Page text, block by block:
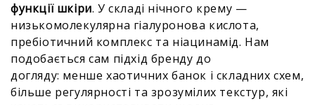
функції шкіри. У складі нічного крему —
низькомолекулярна гіалуронова кислота,
пребіотичний комплекс та ніацинамід. Нам
подобається сам підхід бренду до
догляду: менше хаотичних банок і складних схем,
більше регулярності та зрозумілих текстур, які